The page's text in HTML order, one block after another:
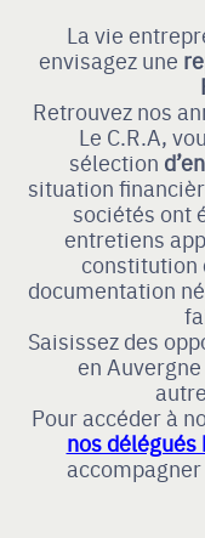
La vie
envisagez une
Retrouvez nos
Le C.R.A,
sélection
situation
sociétés ont
entretiens
constitution
documentation
Saisissez des
en
autre
Pour accéder à
nos délégués